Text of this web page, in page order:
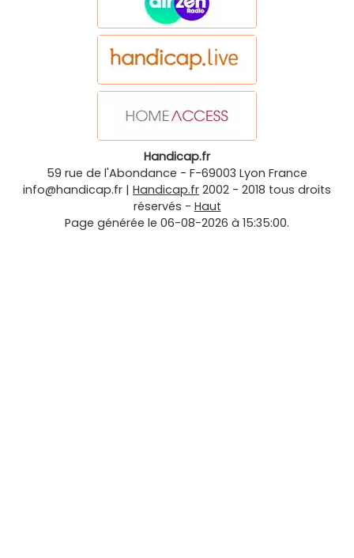
Handicap.fr
59 rue de l'Abondance - F-69003 Lyon France
info@handicap.fr | Handicap.fr 2002 - 2018 tous droits
réservés - Haut
Page générée le 06-08-2026 à 15:35:00.